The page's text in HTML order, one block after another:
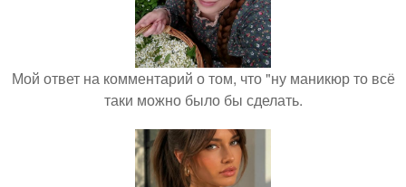
Мой ответ на комментарий о том, что "ну маникюр то всё
таки можно было бы сделать.